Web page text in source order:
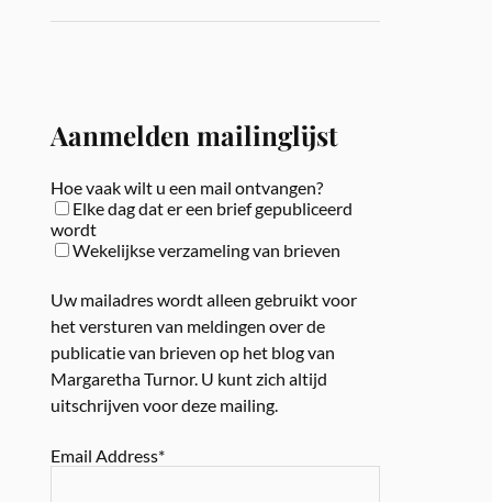
Aanmelden mailinglijst
Hoe vaak wilt u een mail ontvangen?
Elke dag dat er een brief gepubliceerd
wordt
Wekelijkse verzameling van brieven
Uw mailadres wordt alleen gebruikt voor
het versturen van meldingen over de
publicatie van brieven op het blog van
Margaretha Turnor. U kunt zich altijd
uitschrijven voor deze mailing.
Email Address*